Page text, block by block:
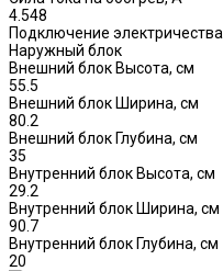
4.548
Подключение электричества
Наружный блок
Внешний блок Высота, см
55.5
Внешний блок Ширина, см
80.2
Внешний блок Глубина, см
35
Внутренний блок Высота, см
29.2
Внутренний блок Ширина, см
90.7
Внутренний блок Глубина, см
20